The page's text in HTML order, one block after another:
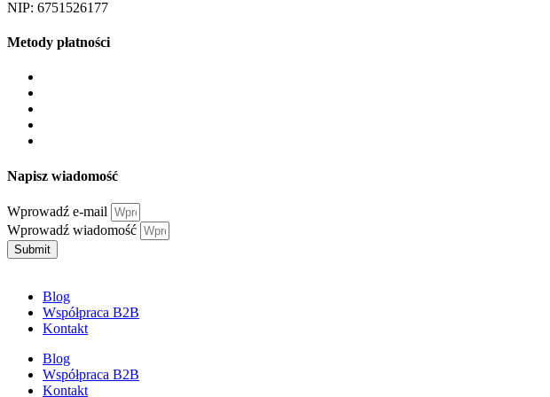
NIP: 6751526177
Metody płatności
Napisz wiadomość
Wprowadź e-mail
Wprowadź wiadomość
Submit
Blog
Współpraca B2B
Kontakt
Blog
Współpraca B2B
Kontakt